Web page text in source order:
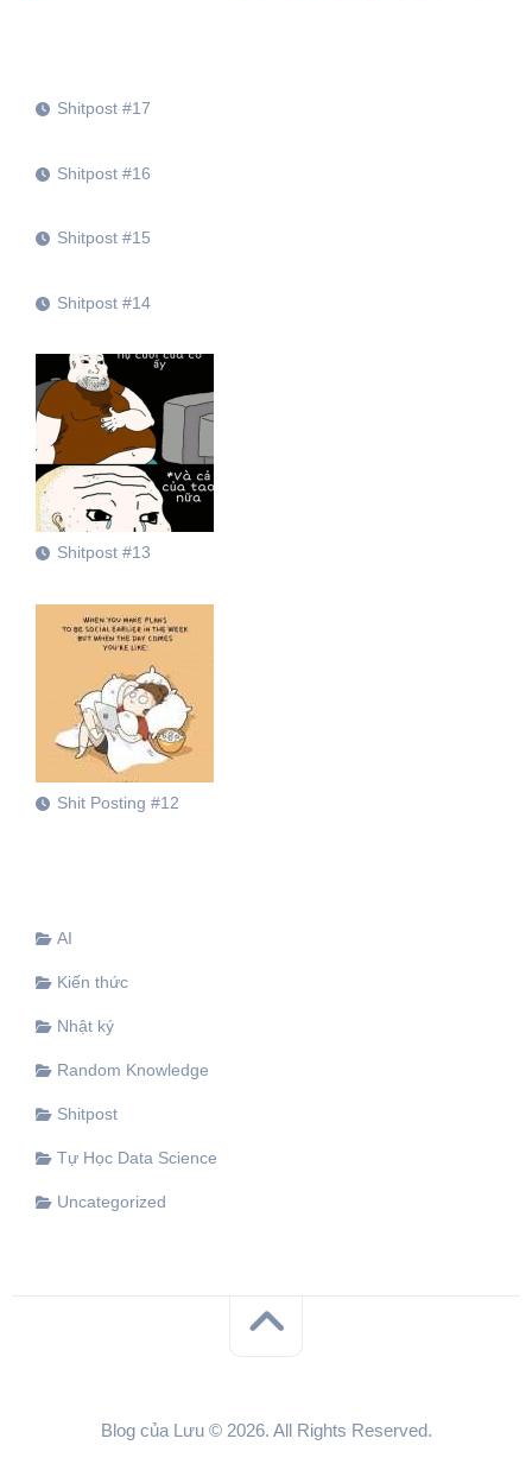
Shitpost #17
Shitpost #16
Shitpost #15
Shitpost #14
Shitpost #13
Shit Posting #12
AI
Kiến thức
Nhật ký
Random Knowledge
Shitpost
Tự Học Data Science
Uncategorized
Blog của Lưu © 2026. All Rights Reserved.